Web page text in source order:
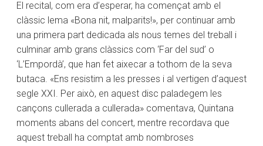
El recital, com era d’esperar, ha començat amb el
clàssic lema «Bona nit, malparits!», per continuar amb
una primera part dedicada als nous temes del treball i
culminar amb grans clàssics com ‘Far del sud’ o
‘L’Empordà’, que han fet aixecar a tothom de la seva
butaca. «Ens resistim a les presses i al vertigen d’aquest
segle XXI. Per això, en aquest disc paladegem les
cançons cullerada a cullerada» comentava, Quintana
moments abans del concert, mentre recordava que
aquest treball ha comptat amb nombroses